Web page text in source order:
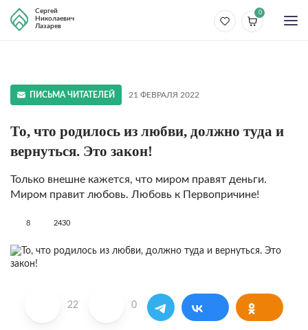
Сергей
Николаевич
Лазарев
0
ПИСЬМА ЧИТАТЕЛЕЙ 21 ФЕВРАЛЯ 2022
То, что родилось из любви, должно туда и
вернуться. Это закон!
Только внешне кажется, что миром правят деньги.
Миром правит любовь. Любовь к Первопричине!
8 2430
22 0